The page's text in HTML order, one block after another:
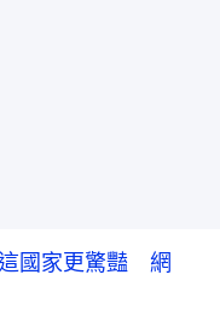
國家更驚豔 網